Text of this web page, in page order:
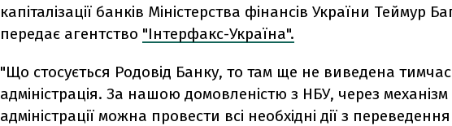
капіталізації банків Міністерства фінансів України Теймур
передає агентство "Інтерфакс-Україна".
"Що стосується Родовід Банку, то там ще не виведена
адміністрація. За нашою домовленістю з НБУ, через
адміністрації можна провести всі необхідні дії з